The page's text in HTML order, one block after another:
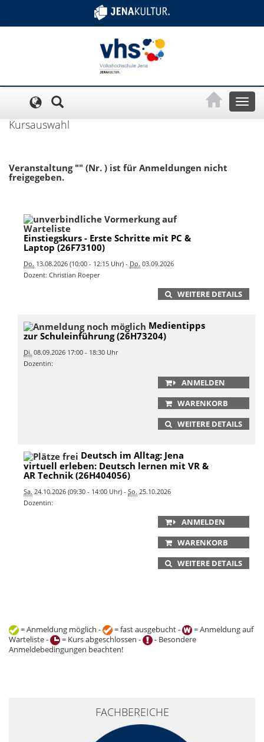
Toggle
Kursauswahl
Veranstaltung "" (Nr. ) ist für Anmeldungen nicht
freigegeben.
Einstiegskurs - Erste Schritte mit PC &
Laptop (26F73100)
Do. 13.08.2026 (10:00 - 12:15 Uhr) - Do. 03.09.2026
Dozent: Christian Roeper
WEITERE DETAILS
Medientipps
zur Schuleinführung (26H73204)
Di. 08.09.2026 17:00 - 18:30 Uhr
Dozentin:
ANMELDEN
WARENKORB
WEITERE DETAILS
Deutsch im Alltag: Jena
virtuell erleben: Deutsch lernen mit VR &
AR Technik (26H404056)
Sa. 24.10.2026 (09:30 - 14:00 Uhr) - So. 25.10.2026
Dozentin:
ANMELDEN
WARENKORB
WEITERE DETAILS
= Anmeldung möglich - = fast ausgebucht -
= Anmeldung auf
Warteliste -
= Kurs abgeschlossen -
- Besondere
Anmeldebedingungen beachten!
FACHBEREICHE